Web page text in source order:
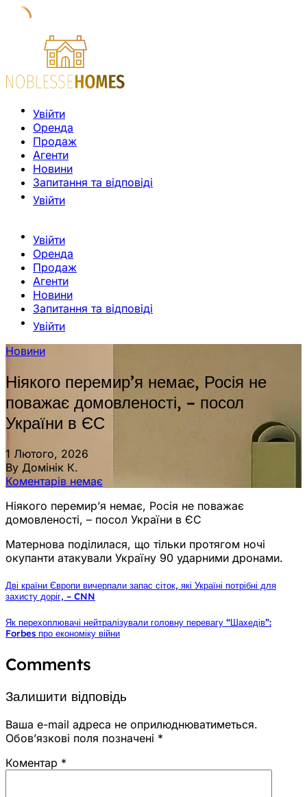
Увійти
Оренда
Продаж
Агенти
Новини
Запитання та відповіді
Увійти
Увійти
Оренда
Продаж
Агенти
Новини
Запитання та відповіді
Увійти
Новини
Ніякого перемир’я немає, Росія не
поважає домовленості, – посол
України в ЄС
1 Лютого, 2026
By Домінік К.
Коментарів немає
Ніякого перемир’я немає, Росія не поважає
домовленості, – посол України в ЄС
Матернова поділилася, що тільки протягом ночі
окупанти атакували Україну 90 ударними дронами.
Дві країни Європи вичерпали запас сіток, які Україні потрібні для
захисту доріг, – CNN
Як перехоплювачі нейтралізували головну перевагу “Шахедів”:
Forbes про економіку війни
Comments
Залишити відповідь
Ваша e-mail адреса не оприлюднюватиметься.
Обов’язкові поля позначені *
Коментар *